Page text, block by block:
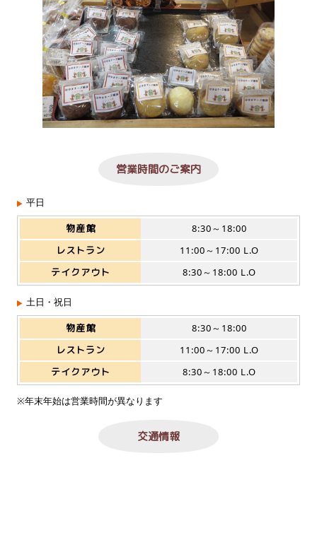
営業時間のご案内
平日
物産館
8:30～18:00
レストラン
11:00～17:00 L.O
テイクアウト
8:30～18:00 L.O
土日・祝日
物産館
8:30～18:00
レストラン
11:00～17:00 L.O
テイクアウト
8:30～18:00 L.O
※年末年始は営業時間が異なります
交通情報